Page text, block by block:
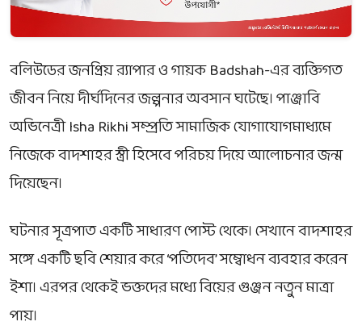
বলিউডের জনপ্রিয় র‌্যাপার ও গায়কBadshah-এর ব্যক্তিগত
জীবন নিয়ে দীর্ঘদিনের জল্পনার অবসান ঘটেছে। পাঞ্জাবি
অভিনেত্রীIsha Rikhiসম্প্রতি সামাজিক যোগাযোগমাধ্যমে
নিজেকে বাদশাহর স্ত্রী হিসেবে পরিচয় দিয়ে আলোচনার জন্ম
দিয়েছেন।
ঘটনার সূত্রপাত একটি সাধারণ পোস্ট থেকে। সেখানে বাদশাহর
সঙ্গে একটি ছবি শেয়ার করে ‘পতিদেব’ সম্বোধন ব্যবহার করেন
ইশা। এরপর থেকেই ভক্তদের মধ্যে বিয়ের গুঞ্জন নতুন মাত্রা
পায়।